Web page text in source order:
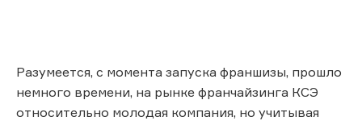
Разумеется, с момента запуска франшизы, прошло
немного времени, на рынке франчайзинга КСЭ
относительно молодая компания, но учитывая